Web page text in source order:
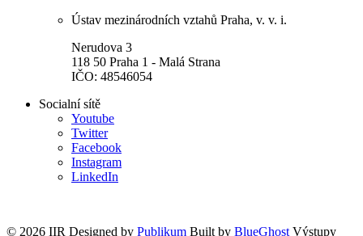
Ústav mezinárodních vztahů Praha, v. v. i.
Nerudova 3
118 50 Praha 1 - Malá Strana
IČO: 48546054
Socialní sítě
Youtube
Twitter
Facebook
Instagram
LinkedIn
© 2026 IIR Designed by Publikum Built by BlueGhost Výstupy